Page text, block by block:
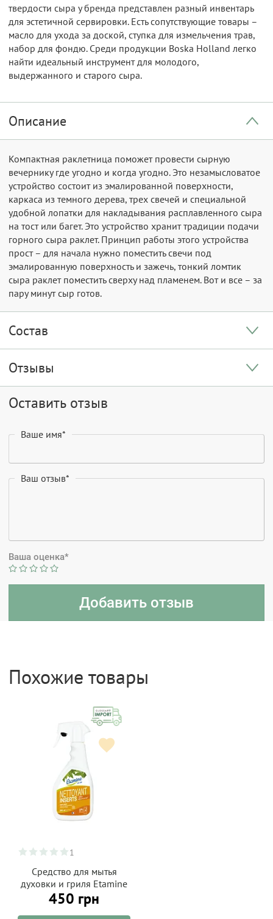
твердости сыра у бренда представлен разный инвентарь
для эстетичной сервировки. Есть сопутствующие товары –
масло для ухода за доской, ступка для измельчения трав,
набор для фондю. Среди продукции Boska Holland легко
найти идеальный инструмент для молодого,
выдержанного и старого сыра.
Описание
Компактная раклетница поможет провести сырную
вечернику где угодно и когда угодно. Это незамысловатое
устройство состоит из эмалированной поверхности,
каркаса из темного дерева, трех свечей и специальной
удобной лопатки для накладывания расплавленного сыра
на тост или багет. Это устройство хранит традиции подачи
горного сыра раклет. Принцип работы этого устройства
прост – для начала нужно поместить свечи под
эмалированную поверхность и зажечь, тонкий ломтик
сыра раклет поместить сверху над пламенем. Вот и все – за
пару минут сыр готов.
Состав
Отзывы
Оставить отзыв
Ваше имя*
Ваш отзыв*
Ваша оценка*
Похожие товары
1
Средство для мытья
духовки и гриля Etamine
du Lys 500 мл
450 грн